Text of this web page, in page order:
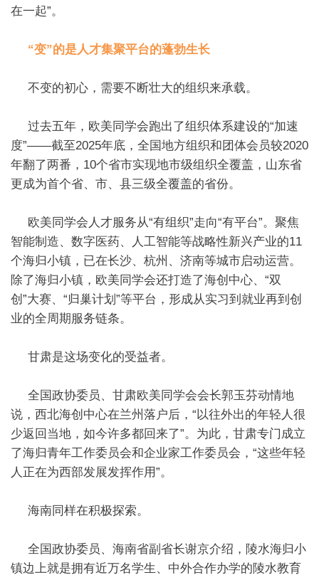
在一起”。
“变”的是人才集聚平台的蓬勃生长
不变的初心，需要不断壮大的组织来承载。
过去五年，欧美同学会跑出了组织体系建设的“加速
度”——截至2025年底，全国地方组织和团体会员较2020
年翻了两番，10个省市实现地市级组织全覆盖，山东省
更成为首个省、市、县三级全覆盖的省份。
欧美同学会人才服务从“有组织”走向“有平台”。聚焦
智能制造、数字医药、人工智能等战略性新兴产业的11
个海归小镇，已在长沙、杭州、济南等城市启动运营。
除了海归小镇，欧美同学会还打造了海创中心、“双
创”大赛、“归巢计划”等平台，形成从实习到就业再到创
业的全周期服务链条。
甘肃是这场变化的受益者。
全国政协委员、甘肃欧美同学会会长郭玉芬动情地
说，西北海创中心在兰州落户后，“以往外出的年轻人很
少返回当地，如今许多都回来了”。为此，甘肃专门成立
了海归青年工作委员会和企业家工作委员会，“这些年轻
人正在为西部发展发挥作用”。
海南同样在积极探索。
全国政协委员、海南省副省长谢京介绍，陵水海归小
镇边上就是拥有近万名学生、中外合作办学的陵水教育